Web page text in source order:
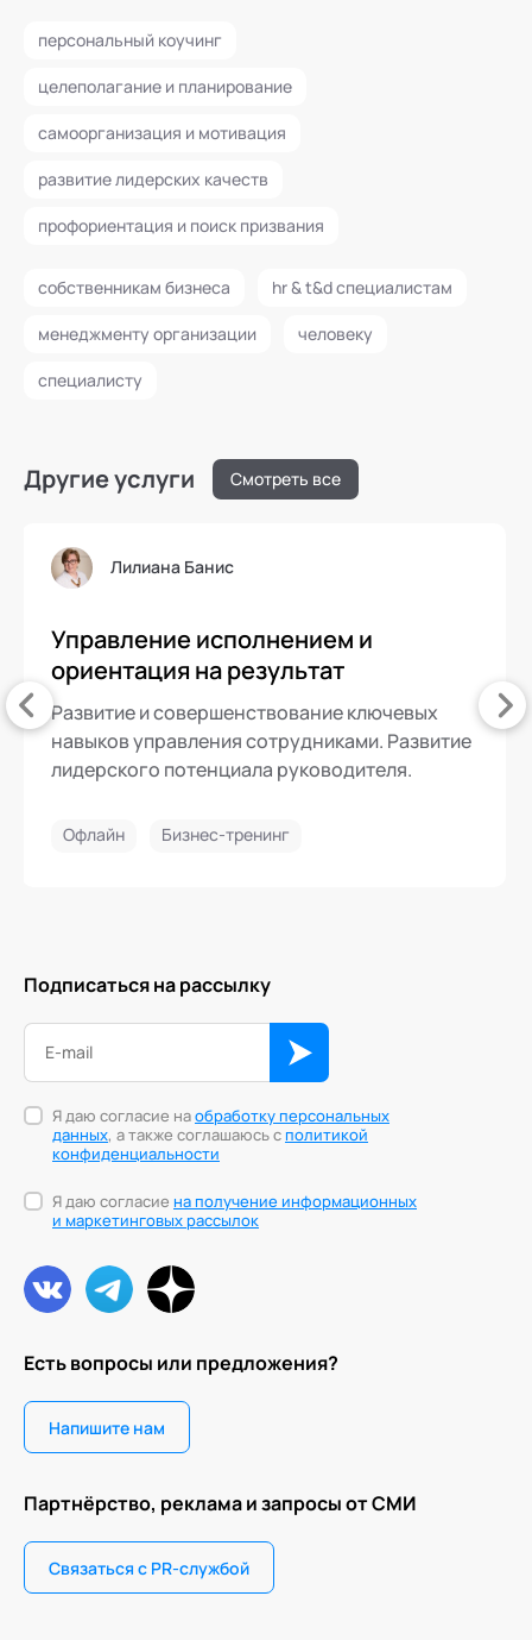
персональный коучинг
целеполагание и планирование
самоорганизация и мотивация
развитие лидерских качеств
профориентация и поиск призвания
собственникам бизнеса hr & t&d специалистам
менеджменту организации человеку
специалисту
Другие услуги Смотреть все
Лилиана Банис
Управление исполнением и
ориентация на результат
Развитие и совершенствование ключевых
навыков управления сотрудниками. Развитие
лидерского потенциала руководителя.
Офлайн Бизнес-тренинг
Есть вопросы или предложения?
Напишите нам
Партнёрство, реклама и запросы от СМИ
Связаться с PR-службой
Подписаться на рассылку
Я даю согласие наобработку персональных
данных, а также соглашаюсь сполитикой
конфиденциальности
Я даю согласие на получение информационных
и маркетинговых рассылок